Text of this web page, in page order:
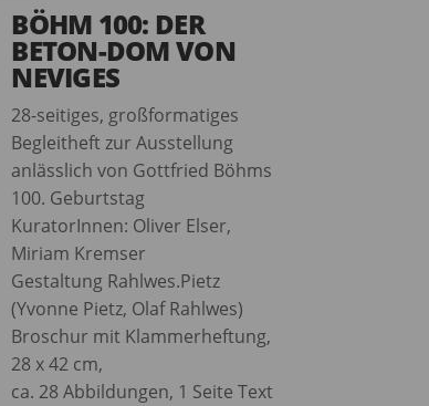
BÖHM 100: DER
BETON-DOM VON
NEVIGES
28-seitiges, großformatiges
Begleitheft zur Ausstellung
anlässlich von Gottfried Böhms
100. Geburtstag
KuratorInnen: Oliver Elser,
Miriam Kremser
Gestaltung Rahlwes.Pietz
(Yvonne Pietz, Olaf Rahlwes)
Broschur mit Klammerheftung,
28 x 42 cm,
ca. 28 Abbildungen, 1 Seite Text